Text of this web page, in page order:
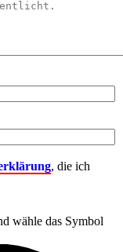
, die ich
wähle das Symbol